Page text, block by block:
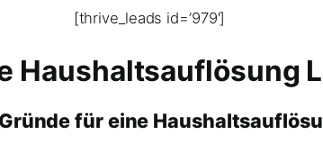
[thrive_leads id=’979′]
Haushaltsauflösung
für eine